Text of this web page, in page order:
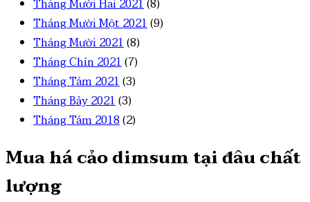
Tháng Mười Hai 2021(8)
Tháng Mười Một 2021(9)
Tháng Mười 2021(8)
Tháng Chín 2021(7)
Tháng Tám 2021(3)
Tháng Bảy 2021(3)
Tháng Tám 2018(2)
Mua há cảo dimsum tại đâu chất
lượng